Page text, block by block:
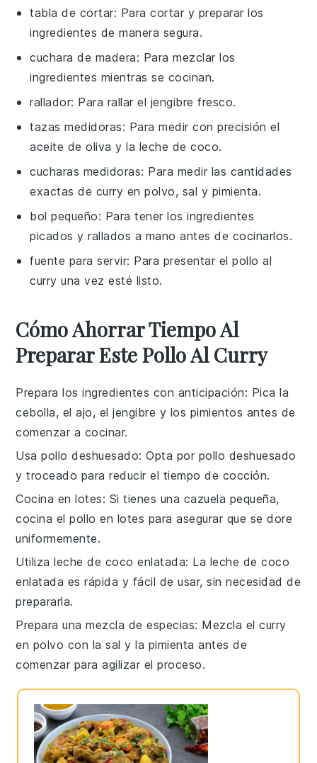
tabla de cortar: Para cortar y preparar los
ingredientes de manera segura.
cuchara de madera: Para mezclar los
ingredientes mientras se cocinan.
rallador: Para rallar el jengibre fresco.
tazas medidoras: Para medir con precisión el
aceite de oliva y la leche de coco.
cucharas medidoras: Para medir las cantidades
exactas de curry en polvo, sal y pimienta.
bol pequeño: Para tener los ingredientes
picados y rallados a mano antes de cocinarlos.
fuente para servir: Para presentar el pollo al
curry una vez esté listo.
Cómo Ahorrar Tiempo Al
Preparar Este Pollo Al Curry
Prepara los ingredientes con anticipación: Pica la
cebolla, elajo, eljengibre y los pimientos antes de
comenzar a cocinar.
Usa pollo deshuesado: Opta por pollo deshuesado
y troceado para reducir el tiempo de cocción.
Cocina en lotes: Si tienes una cazuela pequeña,
cocina elpollo en lotes para asegurar que se dore
uniformemente.
Utiliza leche de coco enlatada: La leche de coco
enlatada es rápida y fácil de usar, sin necesidad de
prepararla.
Prepara una mezcla de especias: Mezcla elcurry
en polvo con lasal y la pimienta antes de
comenzar para agilizar el proceso.